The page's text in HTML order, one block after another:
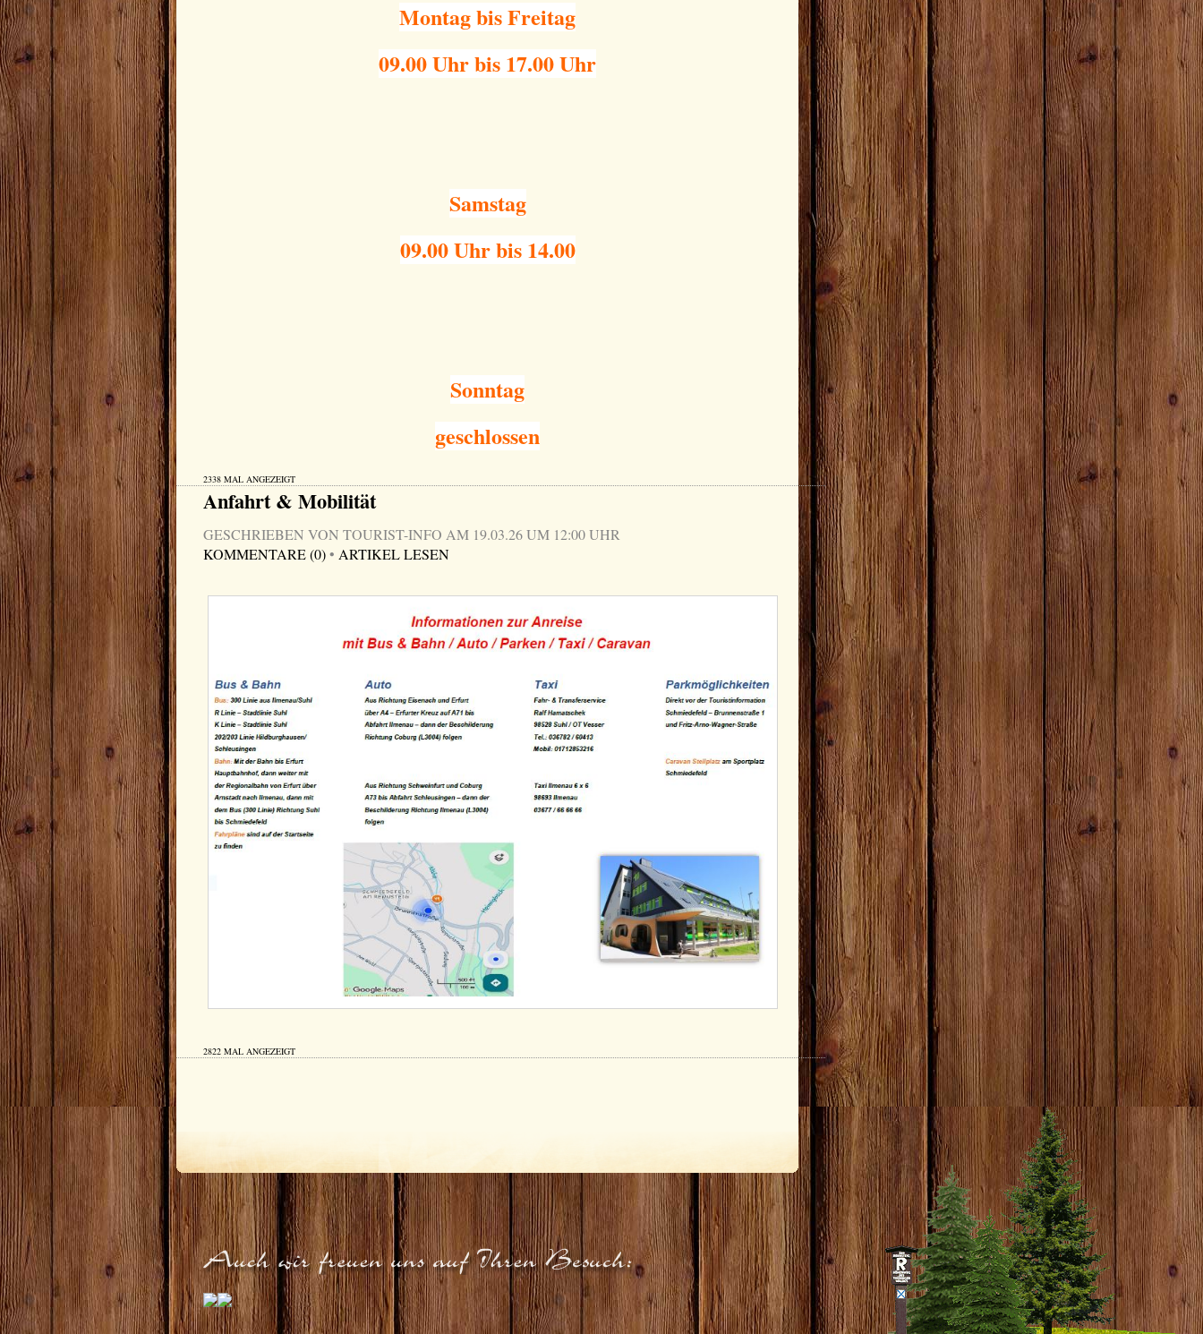
Montag bis Freitag
09.00 Uhr bis 17.00 Uhr
Samstag
09.00 Uhr bis 14.00
Sonntag
geschlossen
2338 MAL ANGEZEIGT
Anfahrt & Mobilität
GESCHRIEBEN VON TOURIST-INFO AM 19.03.26 UM 12:00 UHR
KOMMENTARE (0)• ARTIKEL LESEN
2822 MAL ANGEZEIGT